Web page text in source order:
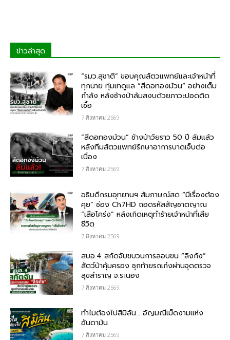
ข่าวล่าสุด
“รมว.สุชาติ” ขอบคุณสัตวแพทย์และเจ้าหน้าที่
ทุกนาย ทุ่มเทดูแล “สีดอทองม้วน” อย่างเต็ม
กำลัง หลังช้างป่าล้มสงบด้วยภาวะปอดติด
เชื้อ
7 สิงหาคม 2569
“สีดอทองม้วน” ช้างป่าวัยราว 50 ปี ล้มแล้ว
หลังทีมสัตวแพทย์รักษาอาการบาดเจ็บต่อ
เนื่อง
7 สิงหาคม 2569
อธิบดีกรมอุทยานฯ สัมภาษณ์สด “มีเรื่องต้อง
คุย” ช่อง Ch7HD ถอดรหัสสัญชาตญาณ
“เสือโคร่ง” หลังเกิดเหตุทำร้ายเจ้าหน้าที่เสีย
ชีวิต
7 สิงหาคม 2569
สบอ.4 สกัดจับขบวนการลอบขน “ลิงกัง”
สัตว์ป่าคุ้มครอง ซุกท้ายรถเก๋งผ่านจุดตรวจ
สุขสำราญ จ.ระนอง
7 สิงหาคม 2569
ทำไมต้องไปสิมิลัน… อัญมณีเม็ดงามแห่ง
อันดามัน
7 สิงหาคม 2569